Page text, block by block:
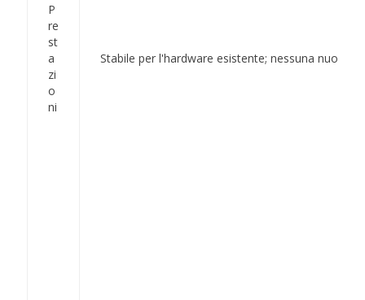
P
re
st
a
zi
o
ni
Stabile per l'hardware esistente; nessuna nuova